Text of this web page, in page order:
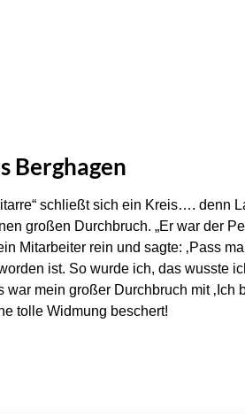
Berghagen
schließt sich ein Kreis…. denn
großen Durchbruch. „Er war der
Mitarbeiter rein und sagte: ‚Pass
ist. So wurde ich, das wusste
mein großer Durchbruch mit ‚Ich
tolle Widmung beschert!